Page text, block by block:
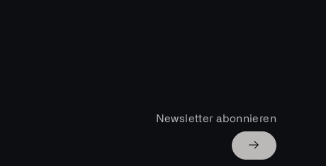
Newsletter abonnieren